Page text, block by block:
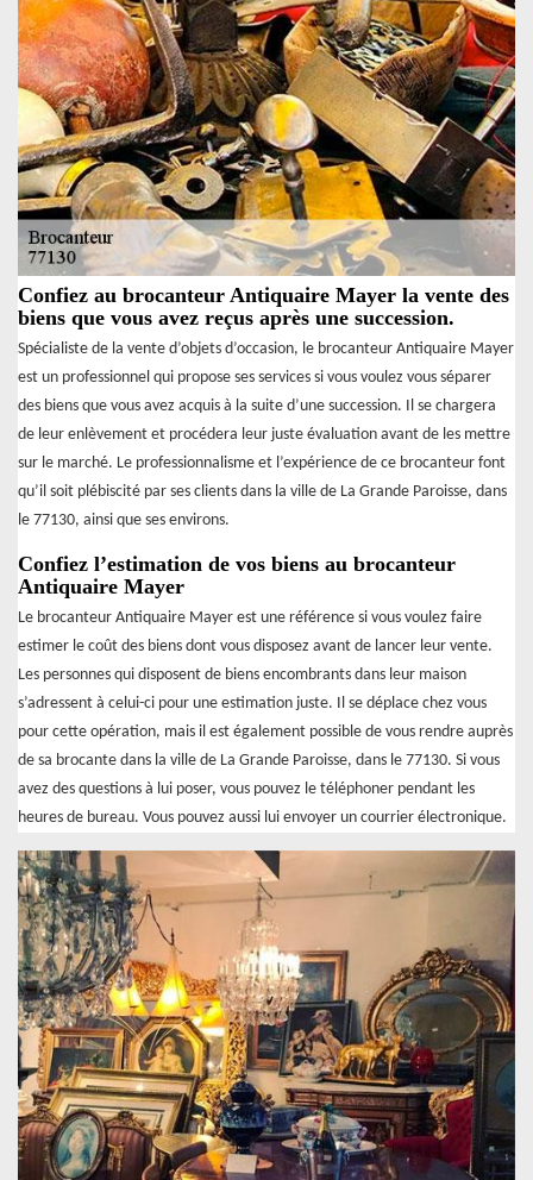
Confiez au brocanteur Antiquaire Mayer la vente des
biens que vous avez reçus après une succession.
Spécialiste de la vente d’objets d’occasion, le brocanteur Antiquaire Mayer
est un professionnel qui propose ses services si vous voulez vous séparer
des biens que vous avez acquis à la suite d’une succession. Il se chargera
de leur enlèvement et procédera leur juste évaluation avant de les mettre
sur le marché. Le professionnalisme et l’expérience de ce brocanteur font
qu’il soit plébiscité par ses clients dans la ville de La Grande Paroisse, dans
le 77130, ainsi que ses environs.
Confiez l’estimation de vos biens au brocanteur
Antiquaire Mayer
Le brocanteur Antiquaire Mayer est une référence si vous voulez faire
estimer le coût des biens dont vous disposez avant de lancer leur vente.
Les personnes qui disposent de biens encombrants dans leur maison
s’adressent à celui-ci pour une estimation juste. Il se déplace chez vous
pour cette opération, mais il est également possible de vous rendre auprès
de sa brocante dans la ville de La Grande Paroisse, dans le 77130. Si vous
avez des questions à lui poser, vous pouvez le téléphoner pendant les
heures de bureau. Vous pouvez aussi lui envoyer un courrier électronique.